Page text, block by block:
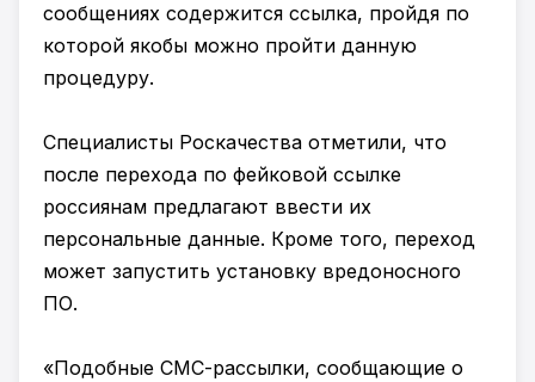
сообщениях содержится ссылка, пройдя по
которой якобы можно пройти данную
процедуру.
Специалисты Роскачества отметили, что
после перехода по фейковой ссылке
россиянам предлагают ввести их
персональные данные. Кроме того, переход
может запустить установку вредоносного
ПО.
«Подобные СМС-рассылки, сообщающие о